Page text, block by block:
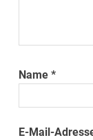
Name*
E-Mail-